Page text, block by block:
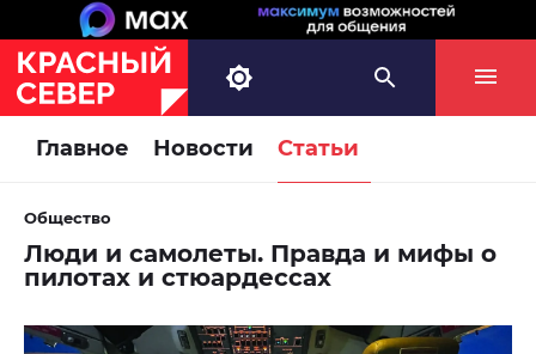
Главное Новости Статьи
Общество
Люди и самолеты. Правда и мифы о
пилотах и стюардессах